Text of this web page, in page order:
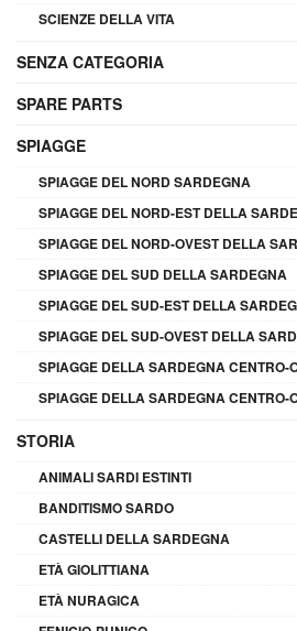
SCIENZE DELLA VITA
SENZA CATEGORIA
SPARE PARTS
SPIAGGE
SPIAGGE DEL NORD SARDEGNA
SPIAGGE DEL NORD-EST DELLA
SPIAGGE DEL NORD-OVEST DELLA
SPIAGGE DEL SUD DELLA SARDEGNA
SPIAGGE DEL SUD-EST DELLA
SPIAGGE DEL SUD-OVEST DELLA
SPIAGGE DELLA SARDEGNA CENTRO-
SPIAGGE DELLA SARDEGNA CENTRO-
STORIA
ANIMALI SARDI ESTINTI
BANDITISMO SARDO
CASTELLI DELLA SARDEGNA
ETÀ GIOLITTIANA
ETÀ NURAGICA